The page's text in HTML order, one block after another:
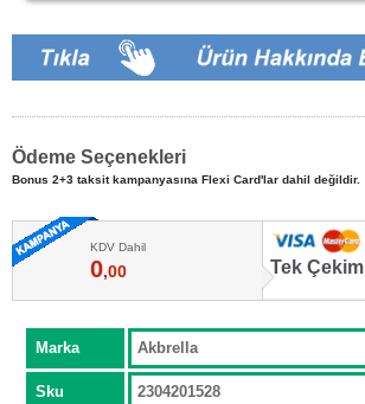
Ödeme Seçenekleri
Bonus 2+3 taksit kampanyasına Flexi Card'lar dahil değildir.
KDV Dahil
0,00 Tek Çekim
Marka Akbrella
Sku 2304201528